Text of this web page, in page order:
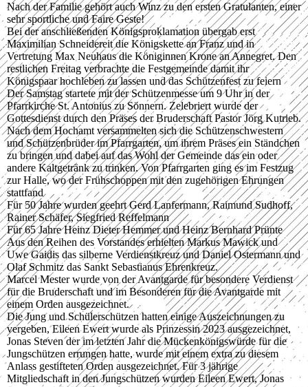
Nach der Familie gehört auch Winz zu den ersten Gratulanten, einer
sehr sportliche und Faire Geste!
Bei der anschließenden Königsproklamation übergab erst
Maximilian Schneidereit die Königskette an Franz und in
Vertretung Max Neuhaus die Königinnen Krone an Annegret. Den
restlichen Freitag verbrachte die Festgemeinde damit ihr
Königspaar hochleben zu lassen und das Schützenfest zu feiern
Der Samstag startete mit der Schützenmesse um 9 Uhr in der
Pfarrkirche St. Antonius zu Sönnern. Zelebriert wurde der
Gottesdienst durch den Präses der Bruderschaft Pastor Jörg Kutrieb.
Nach dem Hochamt versammelten sich die Schützenschwestern
und Schützenbrüder im Pfarrgarten, um ihrem Präses ein Ständchen
zu bringen und dabei auf das Wohl der Gemeinde das ein oder
andere Kaltgetränk zu trinken. Von Pfarrgarten ging es im Festzug
zur Halle, wo der Frühschoppen mit den zugehörigen Ehrungen
stattfand
Für 50 Jahre wurden geehrt Gerd Lanfermann, Raimund Sudhoff,
Rainer Schäfer, Siegfried Reffelmann
Für 65 Jahre Heinz Dieter Hemmer und Heinz Bernhard Prünte
Aus den Reihen des Vorstandes erhielten Markus Mawick und
Uwe Gaidis das silberne Verdienstkreuz und Daniel Ostermann und
Olaf Schmitz das Sankt Sebastianus Ehrenkreuz.
Marcel Mester wurde von der Avantgarde für besondere Verdienst
für die Bruderschaft und im Besonderen für die Avantgarde mit
einem Orden ausgezeichnet.
Die Jung und Schülerschützen hatten einige Auszeichnungen zu
vergeben, Eileen Ewert wurde als Prinzessin 2023 ausgezeichnet,
Jonas Steven der im letzten Jahr die Mückenkönigswürde für die
Jungschützen errungen hatte, wurde mit einem extra zu diesem
Anlass gestifteten Orden ausgezeichnet. Für 3 jährige
Mitgliedschaft in den Jungschützen wurden Eileen Ewert, Jonas